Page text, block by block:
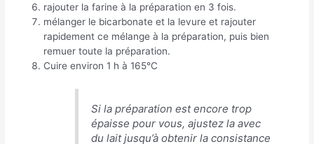
rajouter la farine à la préparation en 3 fois.
mélanger le bicarbonate et la levure et rajouter
rapidement ce mélange à la préparation, puis bien
remuer toute la préparation.
Cuire environ 1 h à 165°C
Si la préparation est encore trop
épaisse pour vous, ajustez la avec
du lait jusqu’à obtenir la consistance